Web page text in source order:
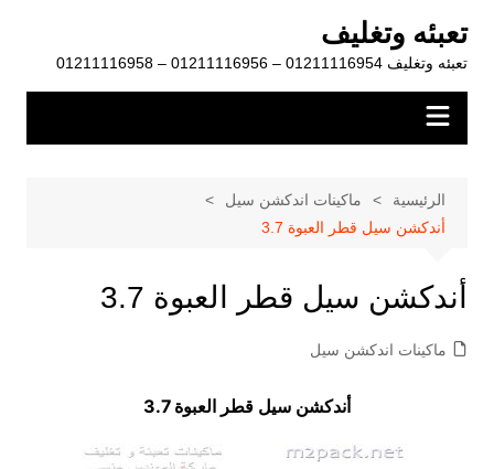
المحتوى
تعبئه وتغليف
تعبئه وتغليف 01211116954 – 01211116956 – 01211116958
الرئيسية
ماكينات اندكشن سيل
أندكشن سيل قطر العبوة 3.7
أندكشن سيل قطر العبوة 3.7
ماكينات اندكشن سيل
أندكشن سيل قطر العبوة 3.7